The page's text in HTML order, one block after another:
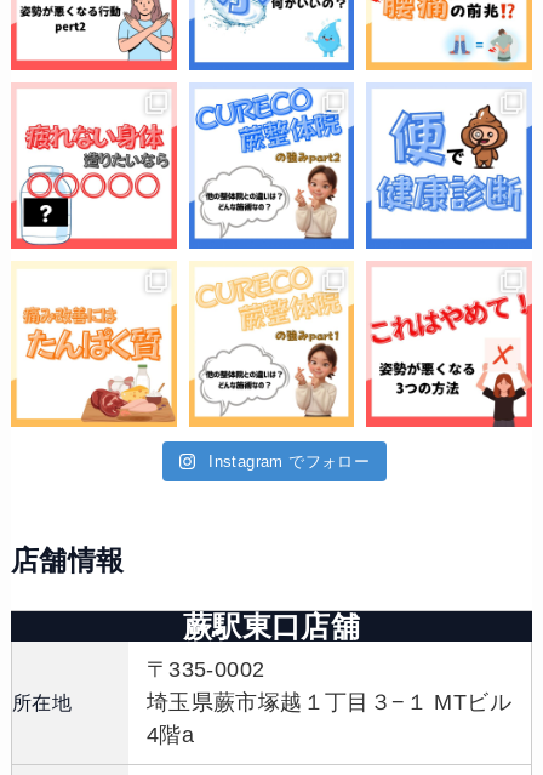
Instagram でフォロー
店舗情報
蕨駅東口店舖
所在地
〒335-0002
埼玉県蕨市塚越１丁目３−１ MTビル
4階a